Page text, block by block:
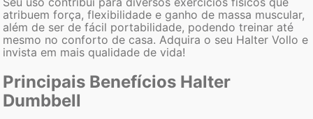
atribuem força, flexibilidade e ganho de massa muscular,
além de ser de fácil portabilidade, podendo treinar até
mesmo no conforto de casa. Adquira o seu Halter Vollo e
invista em mais qualidade de vida!
Principais Benefícios Halter
Dumbbell